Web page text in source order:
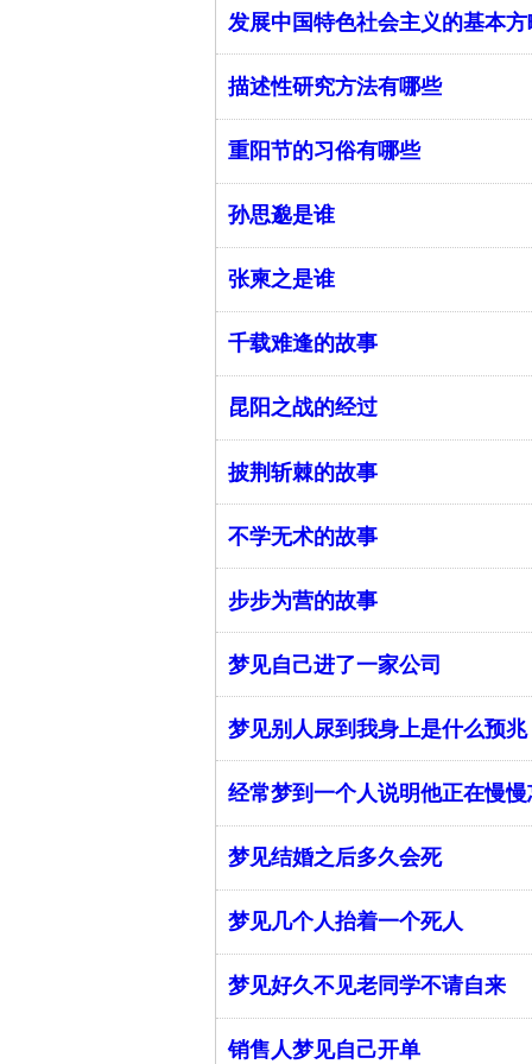
发展中国特色社会主义的基本
描述性研究方法有哪些
重阳节的习俗有哪些
孙思邈是谁
张柬之是谁
千载难逢的故事
昆阳之战的经过
披荆斩棘的故事
不学无术的故事
步步为营的故事
梦见自己进了一家公司
梦见别人尿到我身上是什么预兆
经常梦到一个人说明他正在慢
梦见结婚之后多久会死
梦见几个人抬着一个死人
梦见好久不见老同学不请自来
销售人梦见自己开单